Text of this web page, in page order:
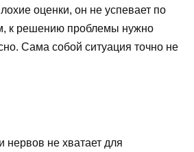
оценки, он не успевает по
к решению проблемы нужно
Сама собой ситуация точно не
нервов не хватает для